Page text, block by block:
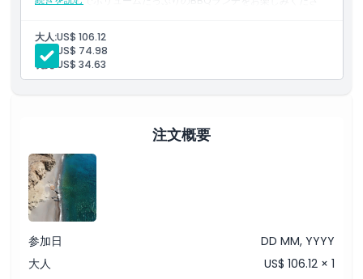
キャンセルポリシー
提供します。
含まれるもの
旅程の概要
で、少なくとも10分前にお越しください。
ザロス湖 (10:00 – 11:00)
ガイド付きの散策を楽しむか、湖畔のカフェでオプションのコ
ーヒーをお楽しみください。景色を堪能し、岸辺を散策して写
真を撮りましょう。
ゴルティナ考古遺跡 (11:00 – 11:30)
肥沃なメサラ平原（クレタ島最大の谷）を車で横断します。先
ミノア時代、ミノア時代、古代ギリシャ、ローマ時代の遺跡に
大人:US$ 106.12
子供: US$ 74.98
乳児: US$ 34.63
注文概要
参加日
DD MM, YYYY
大人
US$ 106.12 × 1